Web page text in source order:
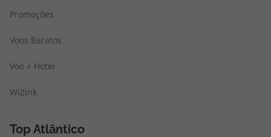
Promoções
Voos Baratos
Voo + Hotel
WiZink
Top Atlântico